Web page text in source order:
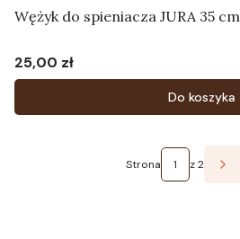
Wężyk do spieniacza JURA 35 cm
Cena
25,00 zł
Do koszyka
Strona z 2